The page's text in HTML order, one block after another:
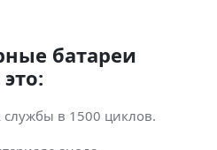
батареи
в 1500 циклов.